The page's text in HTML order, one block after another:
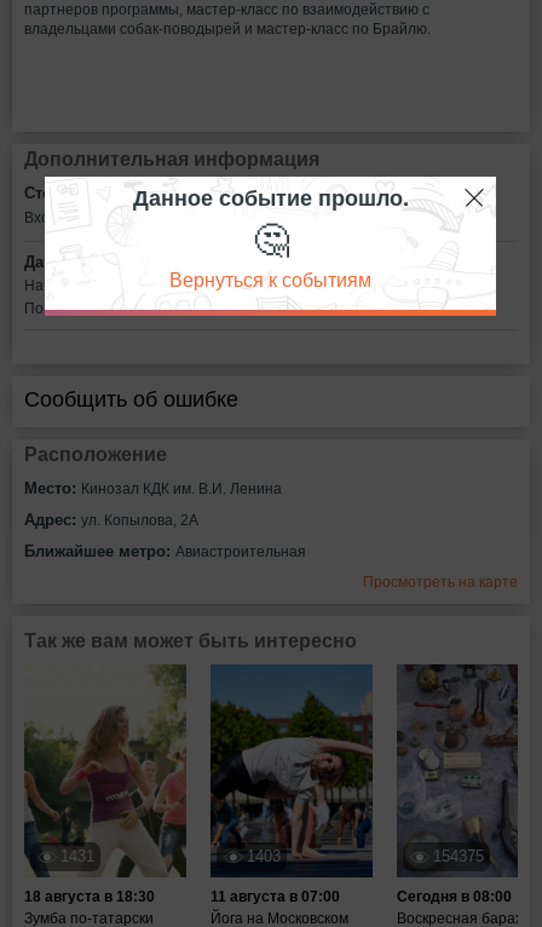
партнеров программы, мастер-класс по взаимодействию с
владельцами собак-поводырей и мастер-класс по Брайлю.
Дополнительная информация
Стоимость билетов:
Вход свободный
Дата:
Начало мероприятия в 16:30
Показ фильма в 18:00
Сообщить об ошибке
Расположение
Место: Кинозал КДК им. В.И. Ленина
Адрес: ул. Копылова, 2А
Ближайшее метро: Авиастроительная
Просмотреть на карте
Так же вам может быть интересно
1431
18 августа в 18:30
Зумба по-татарски
1403
11 августа в 07:00
Йога на Московском
154375
Сегодня в 08:00
Воскресная
Данное событие прошло.
🤔
Вернуться к событиям